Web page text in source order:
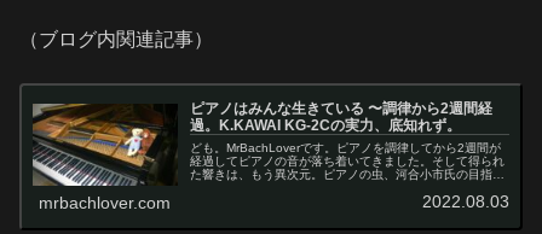
（ブログ内関連記事）
ピアノはみんな生きている 〜調律から2週間経
過。K.KAWAI KG-2Cの実力、底知れず。
ども。MrBachLoverです。ピアノを調律してから2週間が
経過してピアノの音が落ち着いてきました。そして得られ
た響きは、もう異次元。ピアノの虫、河合小市氏の目指し
mrbachlover.com 2022.08.03